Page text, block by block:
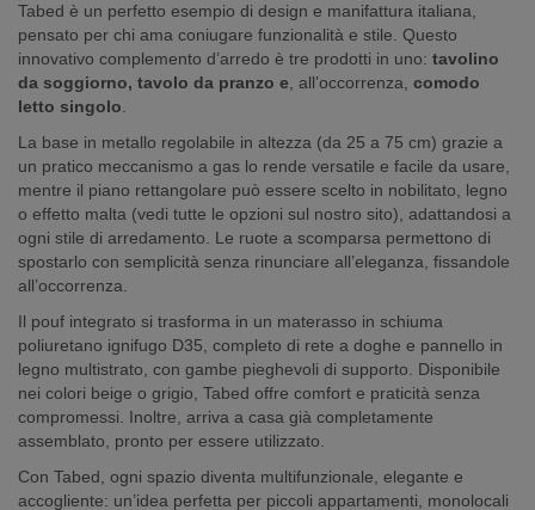
Tabed è un perfetto esempio di design e manifattura italiana,
pensato per chi ama coniugare funzionalità e stile. Questo
innovativo complemento d’arredo è tre prodotti in uno: tavolino
da soggiorno, tavolo da pranzo e , all’occorrenza, comodo
letto singolo
La base in metallo regolabile in altezza (da 25 a 75 cm) grazie a
un pratico meccanismo a gas lo rende versatile e facile da usare,
mentre il piano rettangolare può essere scelto in nobilitato, legno
o effetto malta (vedi tutte le opzioni sul nostro sito), adattandosi a
ogni stile di arredamento. Le ruote a scomparsa permettono di
spostarlo con semplicità senza rinunciare all’eleganza, fissandole
all’occorrenza.
Il pouf integrato si trasforma in un materasso in schiuma
poliuretano ignifugo D35, completo di rete a doghe e pannello in
legno multistrato, con gambe pieghevoli di supporto. Disponibile
nei colori beige o grigio, Tabed offre comfort e praticità senza
compromessi. Inoltre, arriva a casa già completamente
assemblato, pronto per essere utilizzato.
Con Tabed, ogni spazio diventa multifunzionale, elegante e
accogliente: un’idea perfetta per piccoli appartamenti, monolocali